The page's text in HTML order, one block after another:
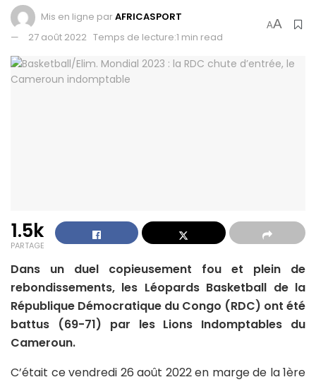
Mis en ligne parAFRICASPORT
27 août 2022 Temps de lecture:1 min read
AA
1.5k
PARTAGE
Dans un duel copieusement fou et plein de
rebondissements, les Léopards Basketball de la
République Démocratique du Congo (RDC) ont été
battus (69-71) par les Lions Indomptables du
Cameroun.
C’était ce vendredi 26 août 2022 en marge de la 1ère